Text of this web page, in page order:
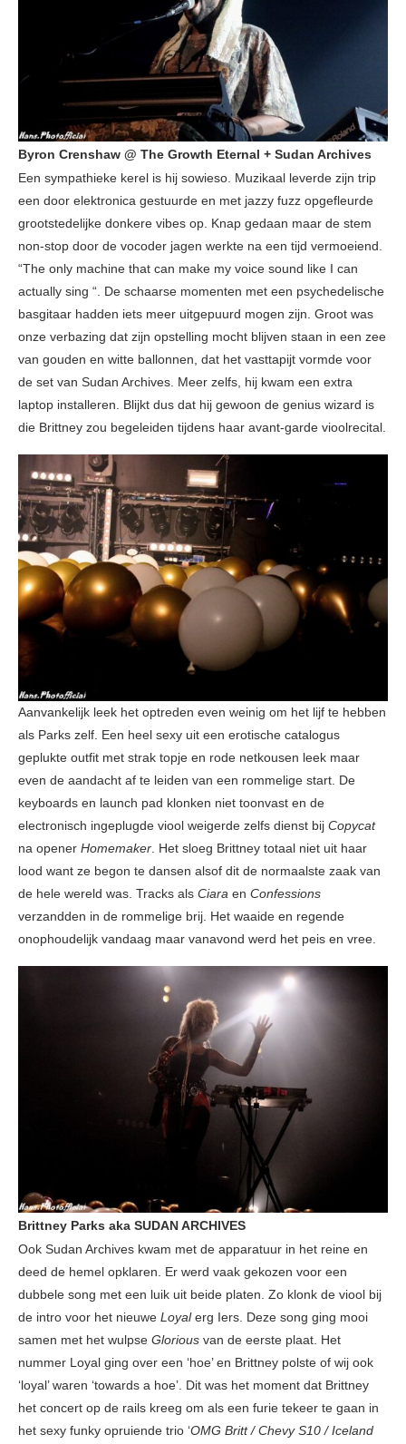
Byron Crenshaw @ The Growth Eternal + Sudan Archives
Een sympathieke kerel is hij sowieso. Muzikaal leverde zijn trip
een door elektronica gestuurde en met jazzy fuzz opgefleurde
grootstedelijke donkere vibes op. Knap gedaan maar de stem
non-stop door de vocoder jagen werkte na een tijd vermoeiend.
“The only machine that can make my voice sound like I can
actually sing “. De schaarse momenten met een psychedelische
basgitaar hadden iets meer uitgepuurd mogen zijn. Groot was
onze verbazing dat zijn opstelling mocht blijven staan in een zee
van gouden en witte ballonnen, dat het vasttapijt vormde voor
de set van Sudan Archives. Meer zelfs, hij kwam een extra
laptop installeren. Blijkt dus dat hij gewoon de genius wizard is
die Brittney zou begeleiden tijdens haar avant-garde vioolrecital.
Aanvankelijk leek het optreden even weinig om het lijf te hebben
als Parks zelf. Een heel sexy uit een erotische catalogus
geplukte outfit met strak topje en rode netkousen leek maar
even de aandacht af te leiden van een rommelige start. De
keyboards en launch pad klonken niet toonvast en de
electronisch ingeplugde viool weigerde zelfs dienst bij Copycat
na opener Homemaker. Het sloeg Brittney totaal niet uit haar
lood want ze begon te dansen alsof dit de normaalste zaak van
de hele wereld was. Tracks als Ciara en Confessions
verzandden in de rommelige brij. Het waaide en regende
onophoudelijk vandaag maar vanavond werd het peis en vree.
Brittney Parks aka SUDAN ARCHIVES
Ook Sudan Archives kwam met de apparatuur in het reine en
deed de hemel opklaren. Er werd vaak gekozen voor een
dubbele song met een luik uit beide platen. Zo klonk de viool bij
de intro voor het nieuwe Loyalerg Iers. Deze song ging mooi
samen met het wulpse Glorious van de eerste plaat. Het
nummer Loyal ging over een ‘hoe’ en Brittney polste of wij ook
‘loyal’ waren ‘towards a hoe’. Dit was het moment dat Brittney
het concert op de rails kreeg om als een furie tekeer te gaan in
het sexy funky opruiende trio ‘OMG Britt / Chevy S10 / Iceland